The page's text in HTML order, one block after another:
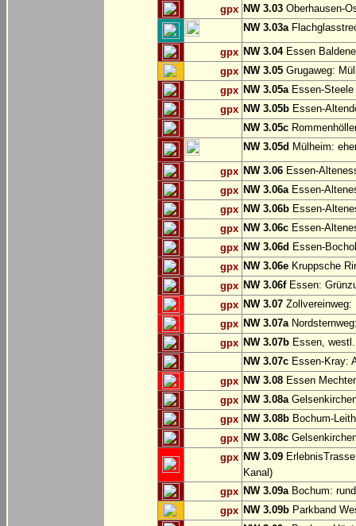
gpx NW 3.03 Oberhausen-
NW 3.03a
gpx NW 3.04Essen
gpx NW 3.05 Grugaweg:
gpx NW 3.05aEssen-Steele
gpx NW 3.05b Essen-
NW 3.05c
NW 3.05d Mülheim:
gpx NW 3.06 Essen-
gpx NW 3.06aEssen-
gpx NW 3.06b Essen-
gpx NW 3.06c Essen-
gpx NW 3.06d Essen-
gpx NW 3.06e Kruppsche
gpx NW 3.06fEssen:
gpx NW 3.07 Zollvereinweg:
gpx NW 3.07a
gpx NW 3.07b Essen,
NW 3.07c Essen-Kray:
gpx NW 3.08 Essen
gpx NW 3.08a
gpx NW 3.08b Bochum-
gpx NW 3.08c
gpx NW 3.09
Kanal)
gpx NW 3.09aBochum:
gpx NW 3.09b Parkband